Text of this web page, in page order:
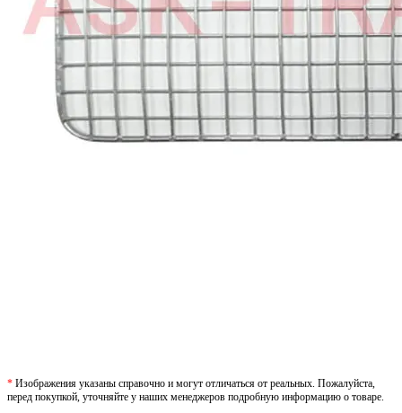
* Изображения указаны справочно и могут отличаться от реальных. Пожалуйста,
перед покупкой, уточняйте у наших менеджеров подробную информацию о товаре.